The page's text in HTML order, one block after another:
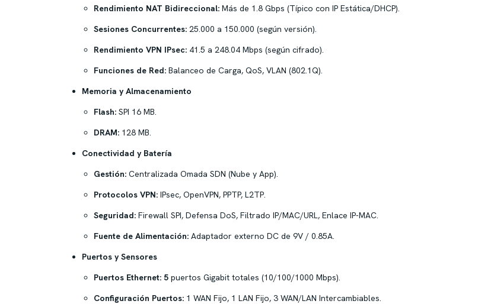
Rendimiento NAT Bidireccional: Más de 1.8 Gbps (Típico con IP Estática/DHCP).
Sesiones Concurrentes: 25.000 a 150.000 (según versión).
Rendimiento VPN IPsec: 41.5 a 248.04 Mbps (según cifrado).
Funciones de Red: Balanceo de Carga, QoS, VLAN (802.1Q).
Memoria y Almacenamiento
Flash: SPI 16 MB.
DRAM: 128 MB.
Conectividad y Batería
Gestión: Centralizada Omada SDN (Nube y App).
Protocolos VPN: IPsec, OpenVPN, PPTP, L2TP.
Seguridad: Firewall SPI, Defensa DoS, Filtrado IP/MAC/URL, Enlace IP-MAC.
Fuente de Alimentación: Adaptador externo DC de 9V / 0.85A.
Puertos y Sensores
Puertos Ethernet: 5 puertos Gigabit totales (10/100/1000 Mbps).
Configuración Puertos: 1 WAN Fijo, 1 LAN Fijo, 3 WAN/LAN Intercambiables.